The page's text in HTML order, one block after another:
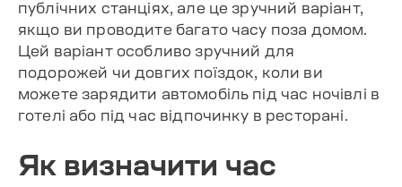
публічних станціях, але це зручний варіант,
якщо ви проводите багато часу поза домом.
Цей варіант особливо зручний для
подорожей чи довгих поїздок, коли ви
можете зарядити автомобіль під час ночівлі в
готелі або під час відпочинку в ресторані.
Як визначити час